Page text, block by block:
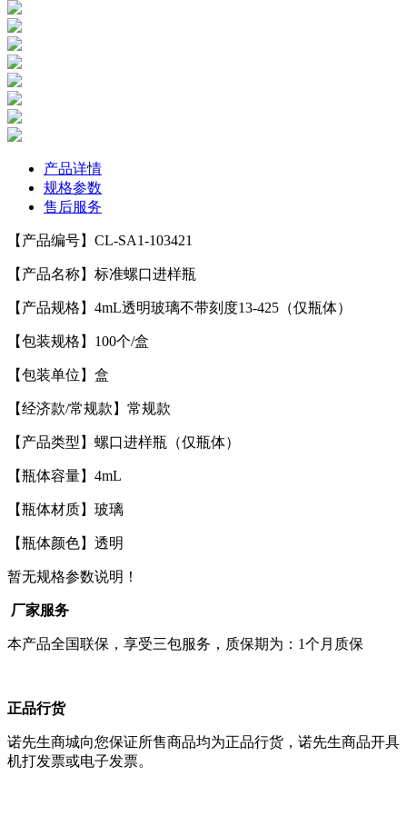
产品详情
规格参数
售后服务
【产品编号】CL-SA1-103421
【产品名称】标准螺口进样瓶
【产品规格】4mL透明玻璃不带刻度13-425（仅瓶体）
【包装规格】100个/盒
【包装单位】盒
【经济款/常规款】常规款
【产品类型】螺口进样瓶（仅瓶体）
【瓶体容量】4mL
【瓶体材质】玻璃
【瓶体颜色】透明
暂无规格参数说明！
厂家服务
本产品全国联保，享受三包服务，质保期为：1个月质保
正品行货
诺先生商城向您保证所售商品均为正品行货，诺先生商品开具
机打发票或电子发票。